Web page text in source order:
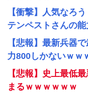
【衝撃】人気なろ
テンペストさんの
【悲報】最新兵器
力800しかないｗｗ
【悲報】史上最低
まるｗｗｗｗｗｗ